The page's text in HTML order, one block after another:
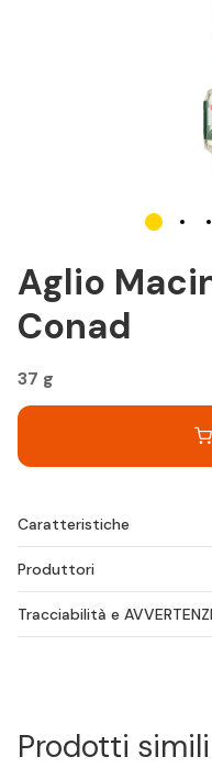
Aglio
Conad
37 g
Caratteristiche
Produttori
Tracciabilità e
Prodotti